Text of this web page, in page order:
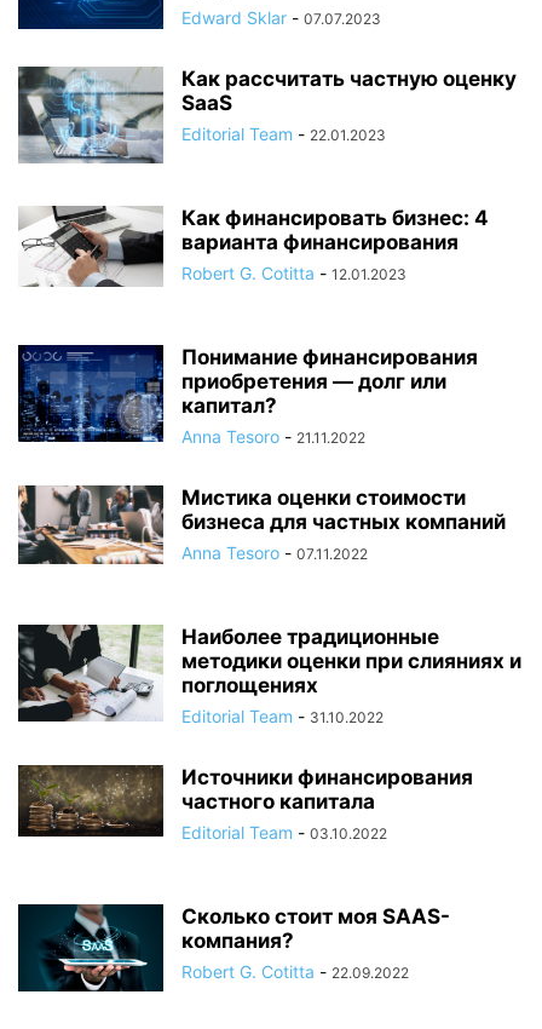
Edward Sklar - 07.07.2023
Как рассчитать частную оценку
SaaS
Editorial Team - 22.01.2023
Как финансировать бизнес: 4
варианта финансирования
Robert G. Cotitta - 12.01.2023
Понимание финансирования
приобретения — долг или
капитал?
Anna Tesoro - 21.11.2022
Мистика оценки стоимости
бизнеса для частных компаний
Anna Tesoro - 07.11.2022
Наиболее традиционные
методики оценки при слияниях и
поглощениях
Editorial Team - 31.10.2022
Источники финансирования
частного капитала
Editorial Team - 03.10.2022
Сколько стоит моя SAAS-
компания?
Robert G. Cotitta - 22.09.2022